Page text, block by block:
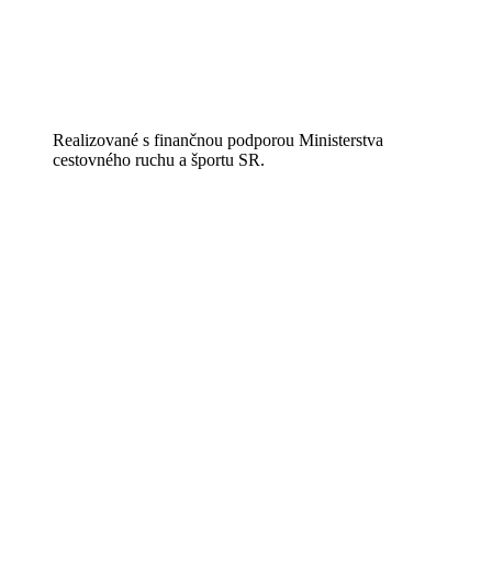
Realizované s finančnou podporou Ministerstva
cestovného ruchu a športu SR.